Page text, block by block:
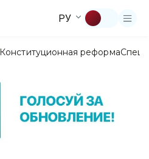
РУ
Конституционная реформа